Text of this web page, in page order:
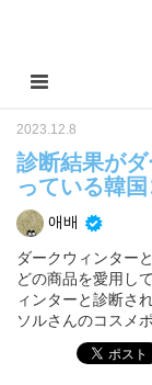
2023.12.8
診断結果が
っている韓
애배
ダークウィンター
どの商品を愛用し
ィンターと診断さ
ソルさんのコスメ